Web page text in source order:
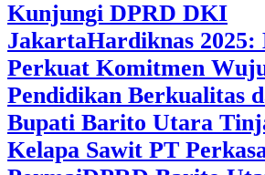
Kunjungi DPRD DKI
JakartaHardiknas 2025:
Perkuat Komitmen
Pendidikan Berkualitas
Bupati Barito Utara
Kelapa Sawit PT